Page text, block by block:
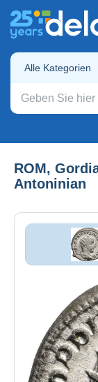
Alle Kategorien
ROM,
Antoninian